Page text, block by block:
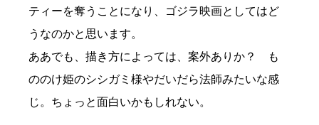
ティーを奪うことになり、ゴジラ映画としてはど
うなのかと思います。
ああでも、描き方によっては、案外ありか？ も
ののけ姫のシシガミ様やだいだら法師みたいな感
じ。ちょっと面白いかもしれない。